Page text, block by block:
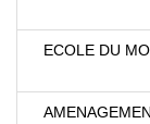
ECOLE DU